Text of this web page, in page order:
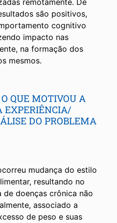
remotamente. De
são positivos,
cognitivo
impacto nas
na formação dos
mesmos.
QUE MOTIVOU A
EXPERIÊNCIA/
DO PROBLEMA
mudança do estilo
resultando no
de doenças crônica não
associado a
de peso e suas